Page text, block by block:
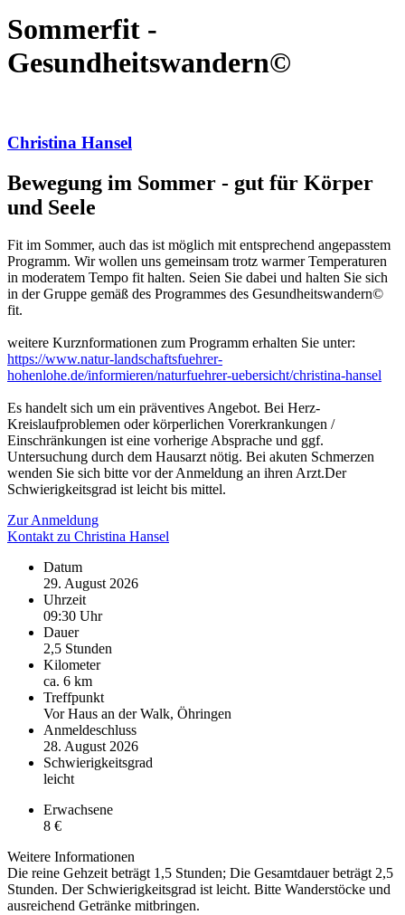
Sommerfit -
Gesundheitswandern©
Christina Hansel
Bewegung im Sommer - gut für Körper
und Seele
Fit im Sommer, auch das ist möglich mit entsprechend angepasstem
Programm. Wir wollen uns gemeinsam trotz warmer Temperaturen
in moderatem Tempo fit halten. Seien Sie dabei und halten Sie sich
in der Gruppe gemäß des Programmes des Gesundheitswandern©
fit.
weitere Kurznformationen zum Programm erhalten Sie unter:
https://www.natur-landschaftsfuehrer-
hohenlohe.de/informieren/naturfuehrer-uebersicht/christina-hansel
Es handelt sich um ein präventives Angebot. Bei Herz-
Kreislaufproblemen oder körperlichen Vorerkrankungen /
Einschränkungen ist eine vorherige Absprache und ggf.
Untersuchung durch dem Hausarzt nötig. Bei akuten Schmerzen
wenden Sie sich bitte vor der Anmeldung an ihren Arzt.Der
Schwierigkeitsgrad ist leicht bis mittel.
Zur Anmeldung
Kontakt zu Christina Hansel
Datum
29. August 2026
Uhrzeit
09:30 Uhr
Dauer
2,5 Stunden
Kilometer
ca. 6 km
Treffpunkt
Vor Haus an der Walk, Öhringen
Anmeldeschluss
28. August 2026
Schwierigkeitsgrad
leicht
Erwachsene
8 €
Weitere Informationen
Die reine Gehzeit beträgt 1,5 Stunden; Die Gesamtdauer beträgt 2,5
Stunden. Der Schwierigkeitsgrad ist leicht. Bitte Wanderstöcke und
ausreichend Getränke mitbringen.